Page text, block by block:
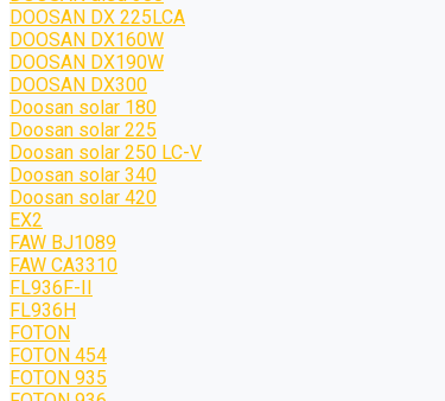
DOOSAN DX 225LCA
DOOSAN DX160W
DOOSAN DX190W
DOOSAN DX300
Doosan solar 180
Doosan solar 225
Doosan solar 250 LC-V
Doosan solar 340
Doosan solar 420
EX2
FAW BJ1089
FAW CA3310
FL936F-II
FL936H
FOTON
FOTON 454
FOTON 935